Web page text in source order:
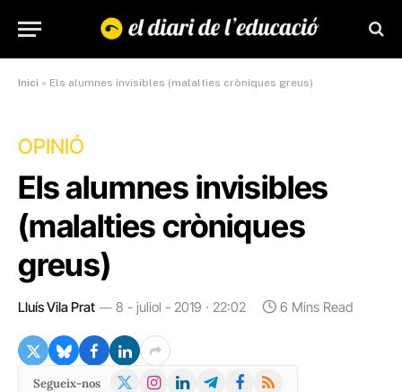
Inici » Els alumnes invisibles (malalties cròniques greus)
OPINIÓ
Els alumnes invisibles
(malalties cròniques
greus)
Lluís Vila Prat 8 - juliol - 2019 · 22:02 6 Mins Read
Segueix-nos
X
Instagram
LinkedInTelegramFacebook
RSS